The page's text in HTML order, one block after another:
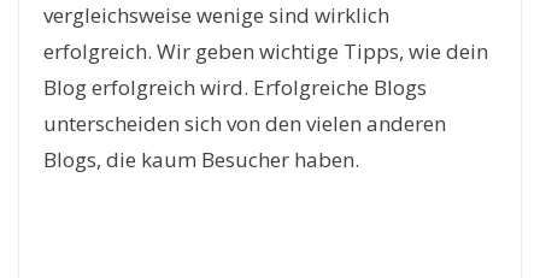
vergleichsweise wenige sind wirklich
erfolgreich. Wir geben wichtige Tipps, wie dein
Blog erfolgreich wird. Erfolgreiche Blogs
unterscheiden sich von den vielen anderen
Blogs, die kaum Besucher haben.